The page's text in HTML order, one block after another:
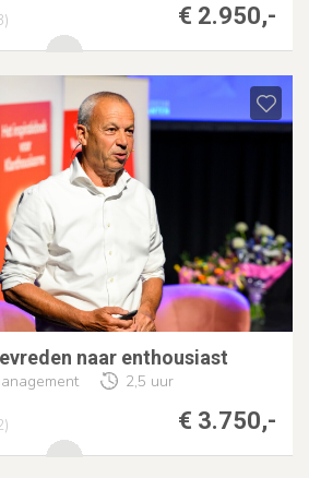
€ 2.950,-
naar enthousiast
2,5 uur
€ 3.750,-